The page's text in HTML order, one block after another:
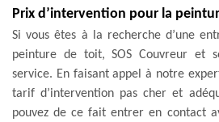
Prix d’intervention pour la
Si vous êtes à la recherche d’une
peinture de toit, SOS Couvreur et
service. En faisant appel à notre
tarif d’intervention pas cher et
pouvez de ce fait entrer en contact